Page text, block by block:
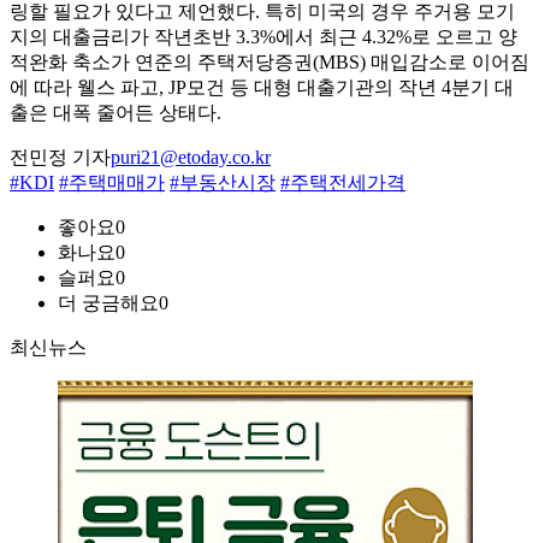
링할 필요가 있다고 제언했다. 특히 미국의 경우 주거용 모기
지의 대출금리가 작년초반 3.3%에서 최근 4.32%로 오르고 양
적완화 축소가 연준의 주택저당증권(MBS) 매입감소로 이어짐
에 따라 웰스 파고, JP모건 등 대형 대출기관의 작년 4분기 대
출은 대폭 줄어든 상태다.
전민정 기자puri21@etoday.co.kr
#KDI #주택매매가 #부동산시장 #주택전세가격
좋아요0
화나요0
슬퍼요0
더 궁금해요0
최신뉴스